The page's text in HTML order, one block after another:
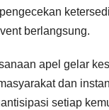
berlangsung.
apel gelar
dan
setiap